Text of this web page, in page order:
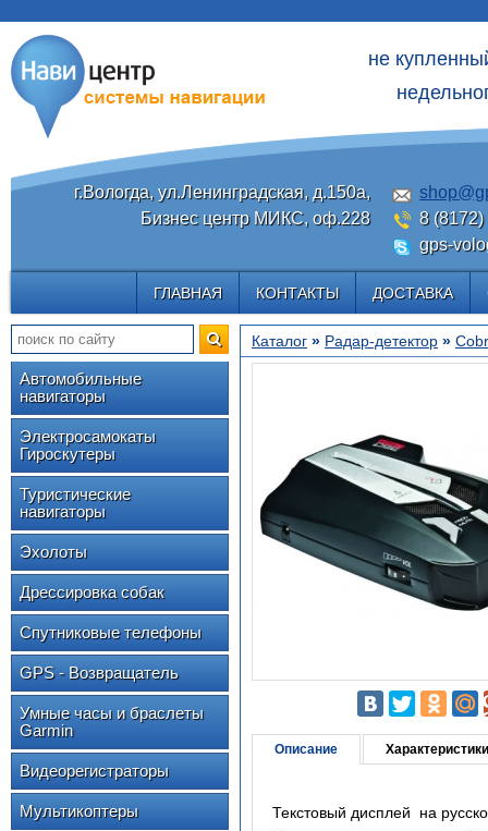
не
г.Вологда, ул.Ленинградская, д.150а,
Бизнес центр МИКС, оф.228
8 (8172)
gps-
ГЛАВНАЯ КОНТАКТЫ ДОСТАВКА
Автомобильные
навигаторы
Электросамокаты
Гироскутеры
Туристические
навигаторы
Эхолоты
Дрессировка собак
Спутниковые телефоны
GPS - Возвращатель
Умные часы и браслеты
Garmin
Видеорегистраторы
Мультикоптеры
Каталог » Радар-детектор »
Описание Характеристики
Текстовый дисплей на